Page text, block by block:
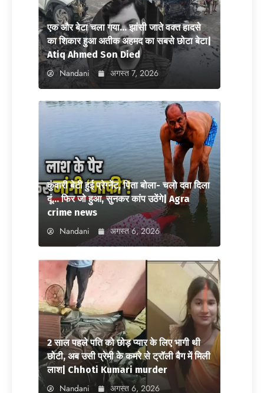
एक और बेटा चला गया… झांसी जाते वक्त हादसे
का शिकार हुआ अतीक अहमद का सबसे छोटा बेटा|
Atiq Ahmed Son Died
Nandani अगस्त 7, 2026
कुंवारी बेटी हुई प्रेग्नेंट, पिता बोला- चलो दवा दिला
दूं… फिर जो हुआ, सुनकर कांप उठेंगे| Agra
crime news
Nandani अगस्त 6, 2026
2 साल पहले पति को छोड़ प्यार के लिए भागी थी
छोटी, अब उसी प्रेमी के कमरे से ट्रॉली बैग में मिली
लाश| Chhoti Kumari murder
Nandani अगस्त 6, 2026